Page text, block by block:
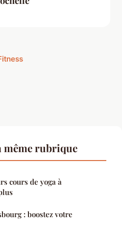
même rubrique
cours de yoga à
: boostez votre